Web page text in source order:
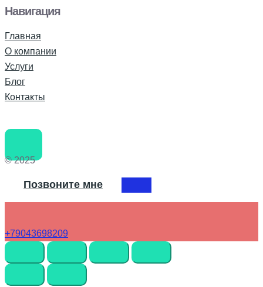
Навигация
Главная
О компании
Услуги
Блог
Контакты
© 2025
Позвоните мне
+79043698209